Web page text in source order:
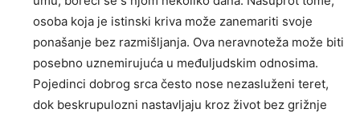
osoba koja je istinski kriva može zanemariti svoje
ponašanje bez razmišljanja. Ova neravnoteža može biti
posebno uznemirujuća u međuljudskim odnosima.
Pojedinci dobrog srca često nose nezasluženi teret,
dok beskrupulozni nastavljaju kroz život bez grižnje